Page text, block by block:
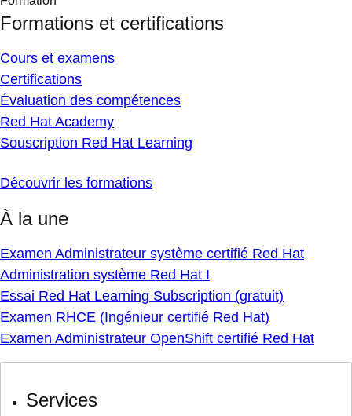
Formations et certifications
Cours et examens
Certifications
Évaluation des compétences
Red Hat Academy
Souscription Red Hat Learning
Découvrir les formations
À la une
Examen Administrateur système certifié Red Hat
Administration système Red Hat I
Essai Red Hat Learning Subscription (gratuit)
Examen RHCE (Ingénieur certifié Red Hat)
Examen Administrateur OpenShift certifié Red Hat
Services